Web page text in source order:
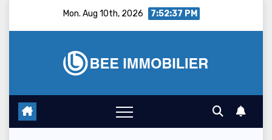
Mon. Aug 10th, 2026 7:52:38 PM